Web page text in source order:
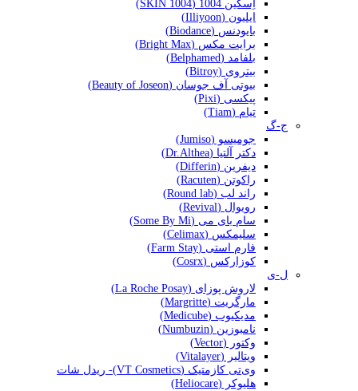
اِسکین 1004 (SKIN 1004)
ایلیون (Illiyoon)
بایودنس (Biodance)
برایت مکس (Bright Max)
بلفامد (Belphamed)
بیتروی (Bitroy)
بیوتی آف جوسان (Beauty of Joseon)
پیکسی (Pixi)
تیام (Tiam)
ج-گ
جومیسو (Jumiso)
دکتر آلتیا (Dr.Althea)
دیفرین (Differin)
راکوتن (Racuten)
راند لب (Round lab)
رویوال (Revival)
سام بای می (Some By Mi)
سلیمکس (Celimax)
فارم استی (Farm Stay)
کوزارکس (Cosrx)
ل-ی
لاروش پوزای (La Roche Posay)
مارگریت (Margritte)
مدیکیوب (Medicube)
نامبوزین (Numbuzin)
وکتور (Vector)
ویتالیر (Vitalayer)
وی‌تی کازمتیک (VT Cosmetics)- ریدل شات
هلیوکر (Heliocare)